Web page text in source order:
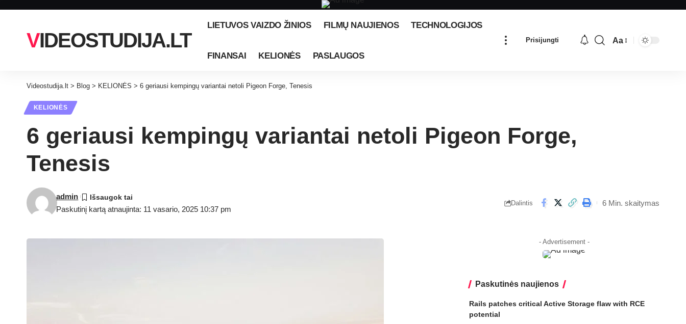
VIDEOSTUDIJA.LT
LIETUVOS VAIZDO ŽINIOS FILMŲ NAUJIENOS TECHNOLOGIJOS
FINANSAI KELIONĖS PASLAUGOS
Prisijungti Aa
Videostudija.lt > Blog > KELIONĖS > 6 geriausi kempingų variantai netoli Pigeon Forge, Tenesis
KELIONĖS
6 geriausi kempingų variantai netoli Pigeon Forge,
Tenesis
Paskutinį kartą atnaujinta: 11 vasario, 2025 10:37 pm
admin
Dalintis 6 Min. skaitymas
- Advertisement -
Paskutinės naujienos
Rails patches critical Active Storage flaw with RCE
potential